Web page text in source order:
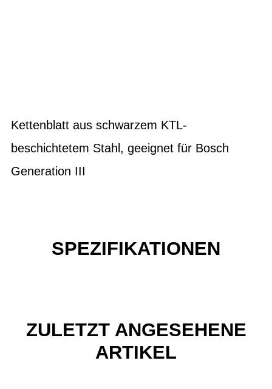
Kettenblatt aus schwarzem KTL-
beschichtetem Stahl, geeignet für Bosch
Generation III
SPEZIFIKATIONEN
ZULETZT ANGESEHENE
ARTIKEL